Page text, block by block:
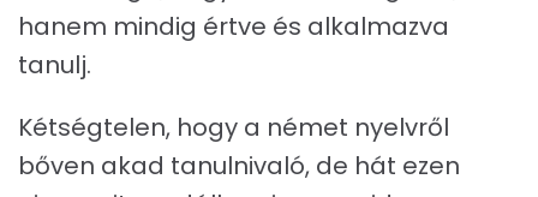
hanem mindig értve és alkalmazva
tanulj.
Kétségtelen, hogy a német nyelvről
bőven akad tanulnivaló, de hát ezen